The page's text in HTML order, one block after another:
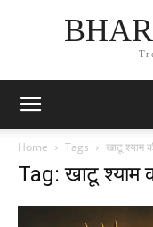
Home Tags खाटू श्याम
Tag: खाटू श्याम